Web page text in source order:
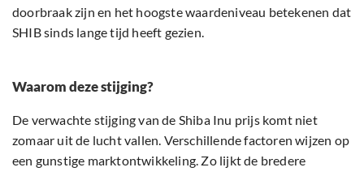
doorbraak zijn en het hoogste waardeniveau betekenen dat
SHIB sinds lange tijd heeft gezien.
Waarom deze stijging?
De verwachte stijging van de Shiba Inu prijs komt niet
zomaar uit de lucht vallen. Verschillende factoren wijzen op
een gunstige marktontwikkeling. Zo lijkt de bredere